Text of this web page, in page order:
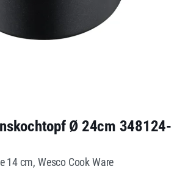
Ø 24cm 348124-
14 cm, Wesco Cook Ware